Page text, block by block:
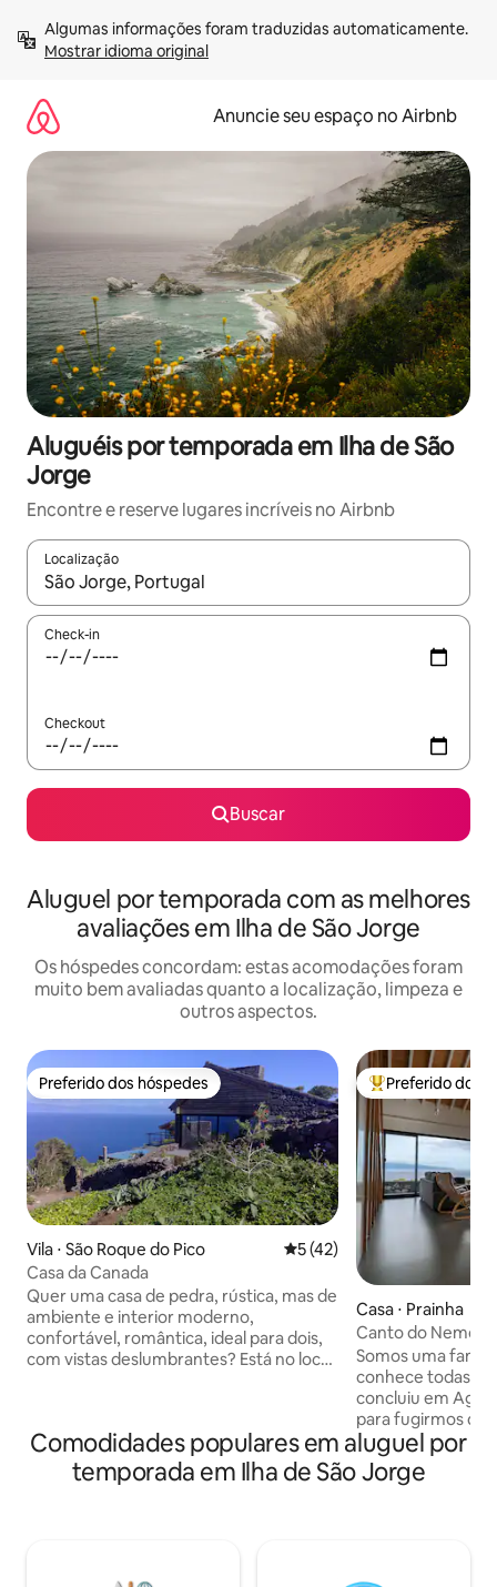
para
Mostrar idioma original
Anuncie seu espaço no Airbnb
Aluguéis por temporada em Ilha de São
Jorge
Encontre e reserve lugares incríveis no Airbnb
Localização
Quando os resultados estiverem disponíveis, explore-os
Check-in
Checkout
Buscar
Aluguel por temporada com as melhores
avaliações em Ilha de São Jorge
Os hóspedes concordam: estas acomodações foram
muito bem avaliadas quanto a localização, limpeza e
outros aspectos.
Preferido dos hóspedes
Preferido dos hóspedes
Vila ⋅ São Roque do Pico 5 de uma avaliação média
5 (42)
Casa da Canada
Quer uma casa de pedra, rústica, mas de
ambiente e interior moderno,
confortável, romântica, ideal para dois,
com vistas deslumbrantes? Está no local
do canal, de suster a respiração. Do seu
lado esquerdo, o recorte das baías das
freguesias de São Roque, Praínha e
Entre os
Preferido dos
Casa ⋅ Prainha
Canto do Nemo
Somos uma
conhece todas as
concluiu em
para fugirmos do
Londres. Até o
usufruir deste
decidimos
Comodidades populares em aluguel por
temporada em Ilha de São Jorge